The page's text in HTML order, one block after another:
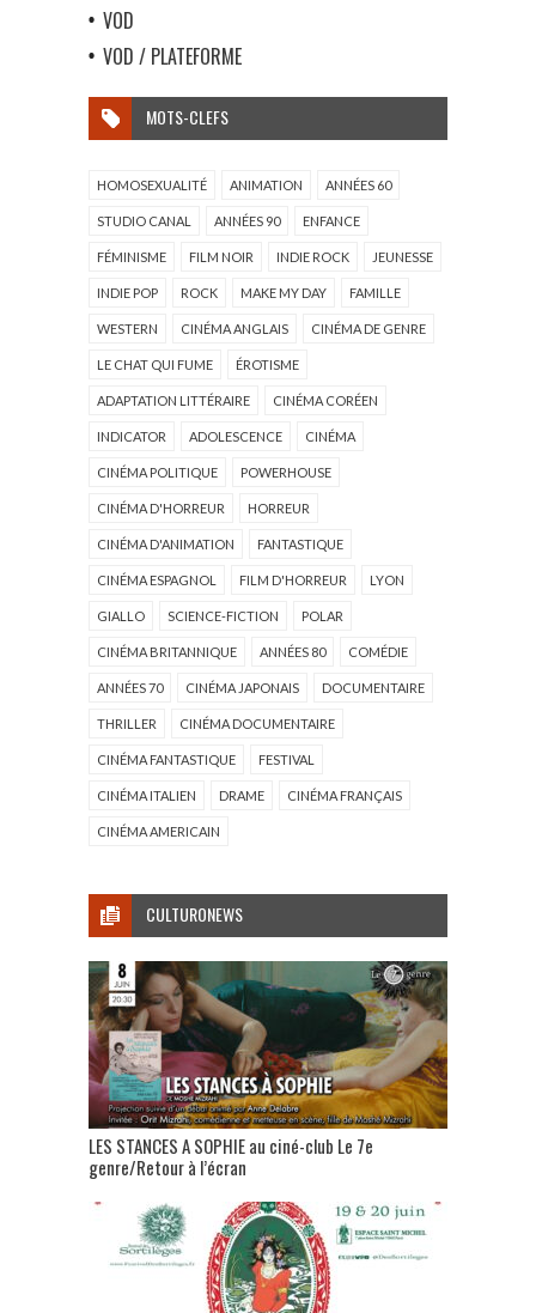
VOD
VOD / PLATEFORME
MOTS-CLEFS
HOMOSEXUALITÉ ANIMATION ANNÉES 60
STUDIO CANAL ANNÉES 90 ENFANCE
FÉMINISME FILM NOIR INDIE ROCK JEUNESSE
INDIE POP ROCK MAKE MY DAY FAMILLE
WESTERN CINÉMA ANGLAIS CINÉMA DE GENRE
LE CHAT QUI FUME ÉROTISME
ADAPTATION LITTÉRAIRE CINÉMA CORÉEN
INDICATOR ADOLESCENCE CINÉMA
CINÉMA POLITIQUE POWERHOUSE
CINÉMA D'HORREUR HORREUR
CINÉMA D'ANIMATION FANTASTIQUE
CINÉMA ESPAGNOL FILM D'HORREUR LYON
GIALLO SCIENCE-FICTION POLAR
CINÉMA BRITANNIQUE ANNÉES 80 COMÉDIE
ANNÉES 70 CINÉMA JAPONAIS DOCUMENTAIRE
THRILLER CINÉMA DOCUMENTAIRE
CINÉMA FANTASTIQUE FESTIVAL
CINÉMA ITALIEN DRAME CINÉMA FRANÇAIS
CINÉMA AMERICAIN
CULTURONEWS
LES STANCES A SOPHIE au ciné-club Le 7e
genre/Retour à l’écran